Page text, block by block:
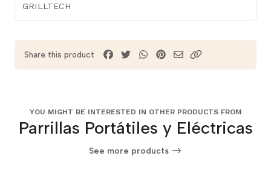
GRILLTECH
Share this product
YOU MIGHT BE INTERESTED IN OTHER PRODUCTS FROM
Parrillas Portátiles y Eléctricas
See more products